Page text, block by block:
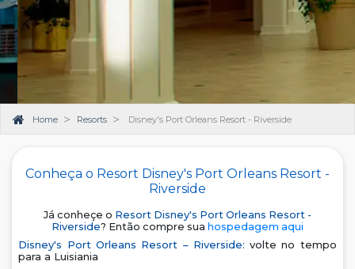
Home Resorts Disney's Port Orleans Resort - Riverside
Conheça o Resort Disney's Port Orleans Resort -
Riverside
Já conheçe o Resort Disney's Port Orleans Resort -
Riverside? Então compre sua hospedagem aqui
Disney's Port Orleans Resort – Riverside: volte no tempo
para a Luisiania